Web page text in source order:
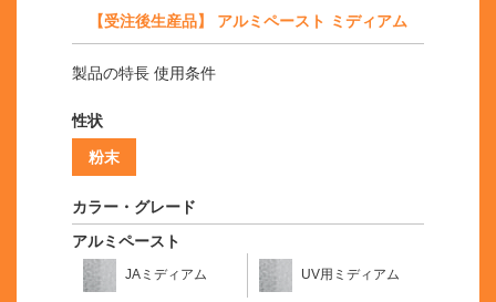
【受注後生産品】 アルミペースト ミディアム
製品の特長 使用条件
性状
粉末
カラー・グレード
アルミペースト
JAミディアム UV用ミディアム